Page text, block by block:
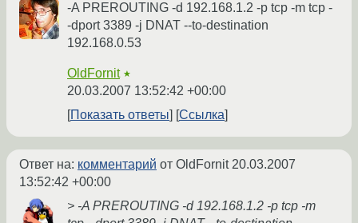
-A PREROUTING -d 192.168.1.2 -p tcp -m tcp -
-dport 3389 -j DNAT --to-destination
192.168.0.53
OldFornit ★
20.03.2007 13:52:42 +00:00
Показать ответы
Ссылка
Ответ на: комментарий от OldFornit20.03.2007
13:52:42 +00:00
> -A PREROUTING -d 192.168.1.2 -p tcp -m